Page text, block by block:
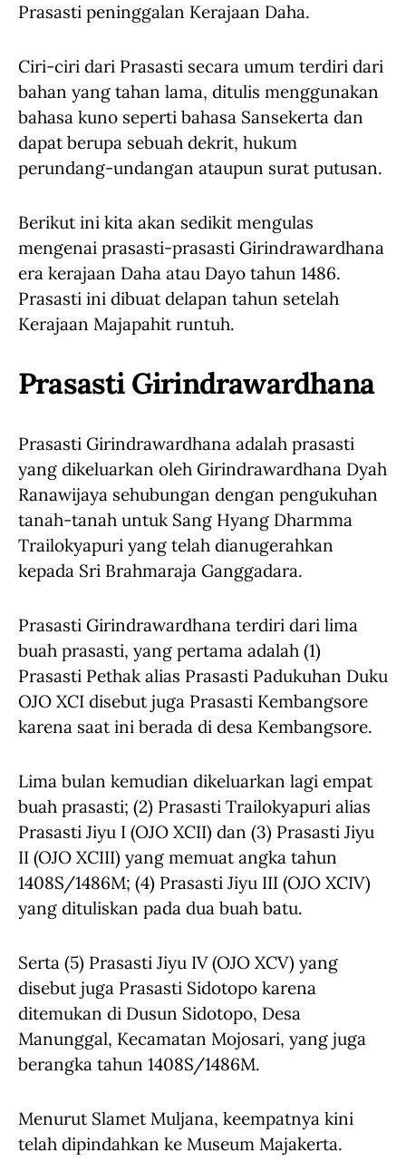
Prasasti peninggalan Kerajaan Daha.
Ciri-ciri dari Prasasti secara umum terdiri dari
bahan yang tahan lama, ditulis menggunakan
bahasa kuno seperti bahasa Sansekerta dan
dapat berupa sebuah dekrit, hukum
perundang-undangan ataupun surat putusan.
Berikut ini kita akan sedikit mengulas
mengenai prasasti-prasasti Girindrawardhana
era kerajaan Daha atau Dayo tahun 1486.
Prasasti ini dibuat delapan tahun setelah
Kerajaan Majapahit runtuh.
Prasasti Girindrawardhana
Prasasti Girindrawardhana adalah prasasti
yang dikeluarkan oleh Girindrawardhana Dyah
Ranawijaya sehubungan dengan pengukuhan
tanah-tanah untuk Sang Hyang Dharmma
Trailokyapuri yang telah dianugerahkan
kepada Sri Brahmaraja Ganggadara.
Prasasti Girindrawardhana terdiri dari lima
buah prasasti, yang pertama adalah (1)
Prasasti Pethak alias Prasasti Padukuhan Duku
OJO XCI disebut juga Prasasti Kembangsore
karena saat ini berada di desa Kembangsore.
Lima bulan kemudian dikeluarkan lagi empat
buah prasasti; (2) Prasasti Trailokyapuri alias
Prasasti Jiyu I (OJO XCII) dan (3) Prasasti Jiyu
II (OJO XCIII) yang memuat angka tahun
1408S/1486M; (4) Prasasti Jiyu III (OJO XCIV)
yang dituliskan pada dua buah batu.
Serta (5) Prasasti Jiyu IV (OJO XCV) yang
disebut juga Prasasti Sidotopo karena
ditemukan di Dusun Sidotopo, Desa
Manunggal, Kecamatan Mojosari, yang juga
berangka tahun 1408S/1486M.
Menurut Slamet Muljana, keempatnya kini
telah dipindahkan ke Museum Majakerta.